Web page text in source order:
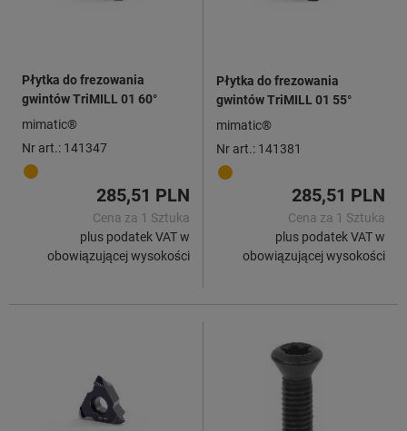
Płytka do frezowania
gwintów TriMILL 01 60°
mimatic®
Nr art.: 141347
285,51 PLN
Cena za 1 Sztuka
plus podatek VAT w
obowiązującej wysokości
Płytka do frezowania
gwintów TriMILL 01 55°
mimatic®
Nr art.: 141381
285,51 PLN
Cena za 1 Sztuka
plus podatek VAT w
obowiązującej wysokości